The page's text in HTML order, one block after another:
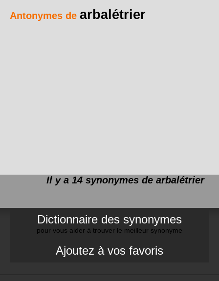
Antonymes de arbalétrier
Il y a 14 synonymes de arbalétrier
Dictionnaire des synonymes
pour vous aider à trouver le meilleur synonyme
Ajoutez à vos favoris